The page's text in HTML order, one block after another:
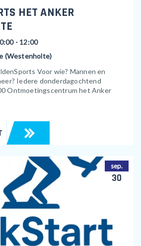
HET ANKER
- 12:00
(Westenholte)
Voor wie? Mannen en
Iedere donderdagochtend
Ontmoetingscentrum het Anker
sep.
30